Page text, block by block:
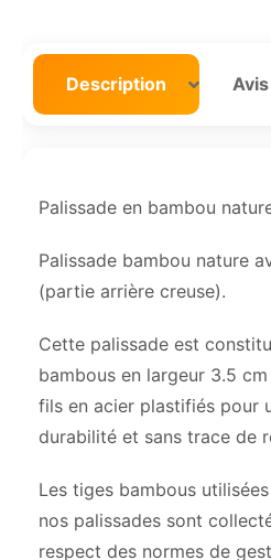
Description
Palissade en bambou
Palissade bambou nature
(partie arrière creuse).
Cette palissade est
bambous en largeur 3.5
fils en acier plastifiés pour
durabilité et sans trace de
Les tiges bambous
nos palissades sont
respect des normes de